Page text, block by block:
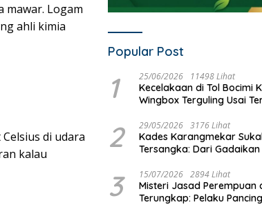
mawar. Logam
ahli kimia
di udara
kalau
Popular Post
1 25/06/2026 11498 Lihat
Kecelakaan di Tol Bocimi
Wingbox Terguling Usai
2 29/05/2026 3176 Lihat
Kades Karangmekar
Tersangka: Dari Gadaikan
3 15/07/2026 2894 Lihat
Misteri Jasad Perempuan
Terungkap: Pelaku